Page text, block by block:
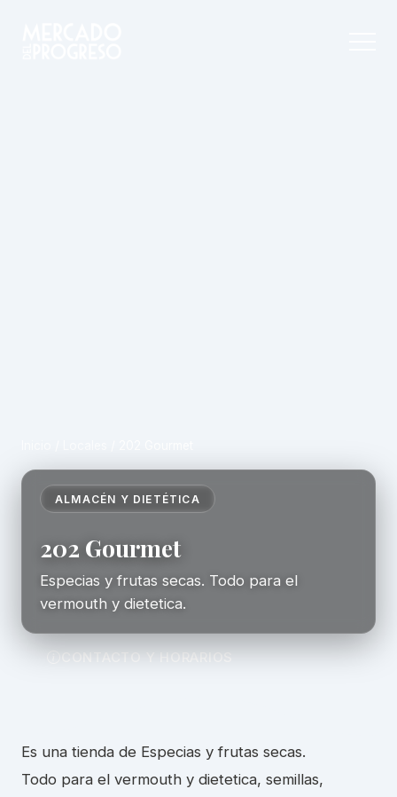
ALMACÉN Y DIETÉTICA
202 Gourmet
Especias y frutas secas. Todo para el
vermouth y dietetica.
CONTACTO Y HORARIOS
Es una tienda de Especias y frutas secas.
Todo para el vermouth y dietetica, semillas,